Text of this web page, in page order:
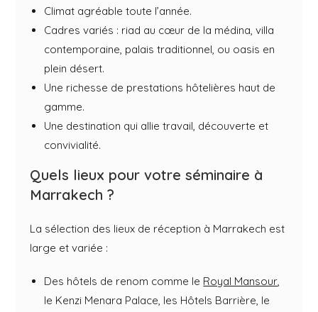
Climat agréable toute l’année.
Cadres variés : riad au cœur de la médina, villa
contemporaine, palais traditionnel, ou oasis en
plein désert.
Une richesse de prestations hôtelières haut de
gamme.
Une destination qui allie travail, découverte et
convivialité.
Quels lieux pour votre séminaire à
Marrakech ?
La sélection des lieux de réception à Marrakech est
large et variée :
Des hôtels de renom comme le Royal Mansour,
le Kenzi Menara Palace, les Hôtels Barrière, le